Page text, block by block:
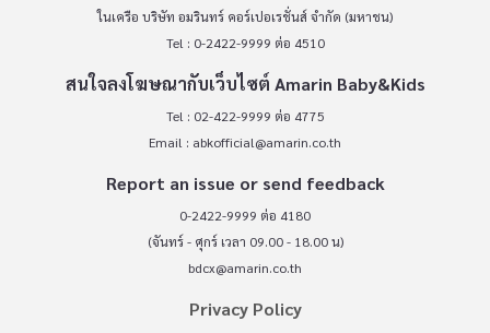
ในเครือ บริษัท อมรินทร์ คอร์เปอเรชั่นส์ จำกัด (มหาชน)
Tel : 0-2422-9999 ต่อ 4510
สนใจลงโฆษณากับเว็บไซต์ Amarin Baby&Kids
Tel : 02-422-9999 ต่อ 4775
Email : abkofficial@amarin.co.th
Report an issue or send feedback
0-2422-9999 ต่อ 4180
(จันทร์ - ศุกร์ เวลา 09.00 - 18.00 น)
bdcx@amarin.co.th
Privacy Policy